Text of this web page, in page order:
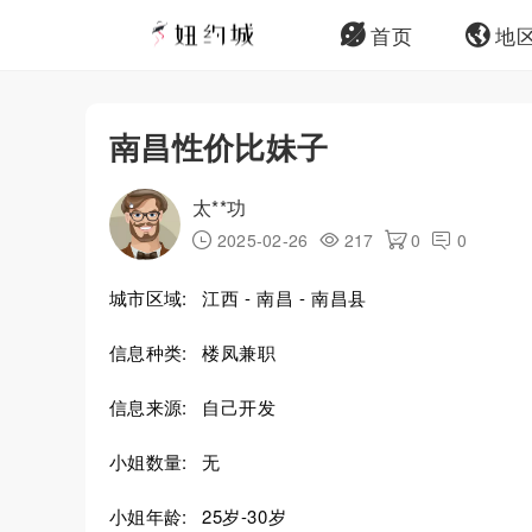
首页 地
南昌性价比妹子
太**功
2025-02-26 217 0 0
城市区域: 江西 - 南昌 - 南昌县
信息种类: 楼凤兼职
信息来源: 自己开发
小姐数量: 无
小姐年龄: 25岁-30岁